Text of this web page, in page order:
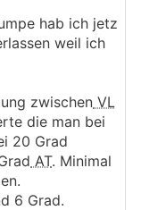
hab ich jetz
weil ich
zwischen VL
die man bei
20 Grad
AT. Minimal
6 Grad.